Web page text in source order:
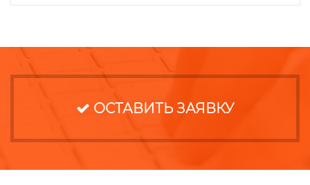
ОСТАВИТЬ ЗАЯВКУ